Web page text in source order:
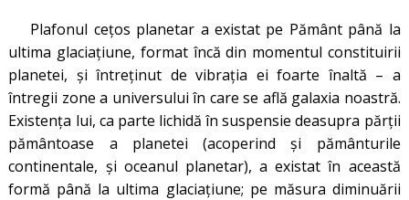
Plafonul cețos planetar a existat pe Pământ până la
ultima glaciațiune, format încă din momentul constituirii
planetei, și întreținut de vibrația ei foarte înaltă – a
întregii zone a universului în care se află galaxia noastră.
Existența lui, ca parte lichidă în suspensie deasupra părții
pământoase a planetei (acoperind și pământurile
continentale, și oceanul planetar), a existat în această
formă până la ultima glaciațiune; pe măsura diminuării